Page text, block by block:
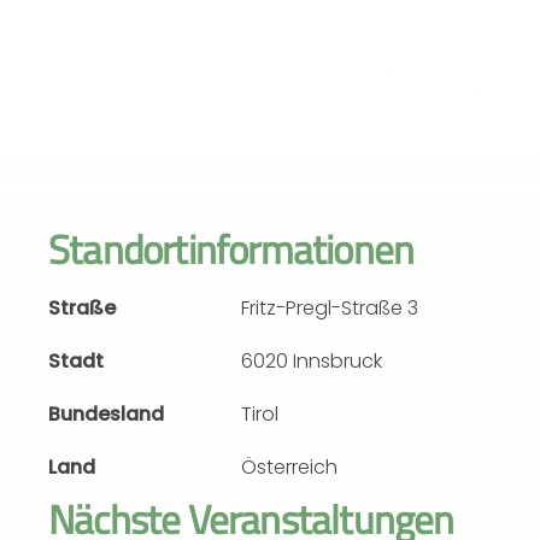
Standortinformationen
Straße
Fritz-Pregl-Straße 3
Stadt
6020 Innsbruck
Bundesland
Tirol
Land
Österreich
Nächste Veranstaltungen